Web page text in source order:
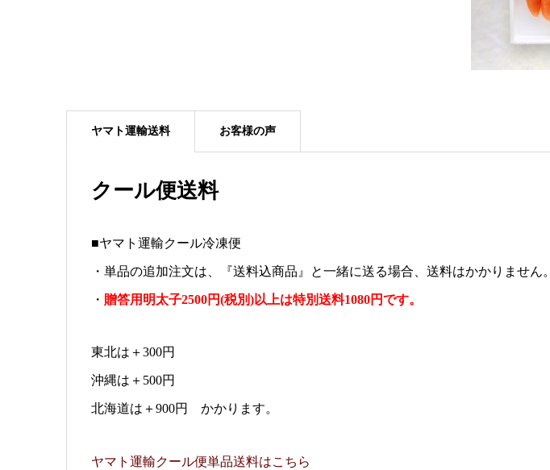
ヤマト運輸送料 お客様の声
クール便送料
■ヤマト運輸クール冷凍便
・単品の追加注文は、『送料込商品』と一緒に送る場合、送料はかかりません。
・ 贈答用明太子2500円(税別)以上は特別送料1080円です。
東北は＋300円
沖縄は＋500円
北海道は＋900円 かかります。
ヤマト運輸クール便単品送料はこちら